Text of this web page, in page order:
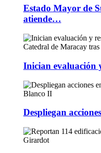
Estado Mayor de
atiende…
Inician evaluación
Despliegan